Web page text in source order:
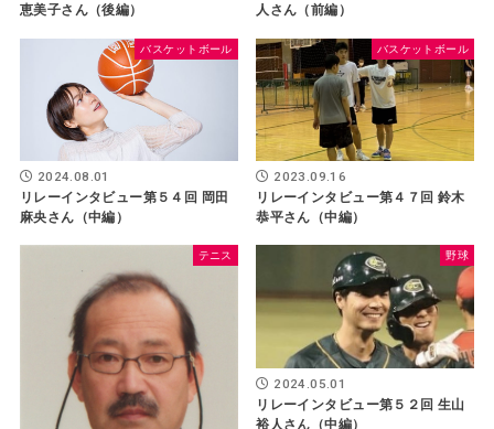
恵美子さん（後編）
人さん（前編）
バスケットボール
2024.08.01
リレーインタビュー第５４回 岡田
麻央さん（中編）
バスケットボール
2023.09.16
リレーインタビュー第４７回 鈴木
恭平さん（中編）
テニス 野球
2024.05.01
リレーインタビュー第５２回 生山
裕人さん（中編）